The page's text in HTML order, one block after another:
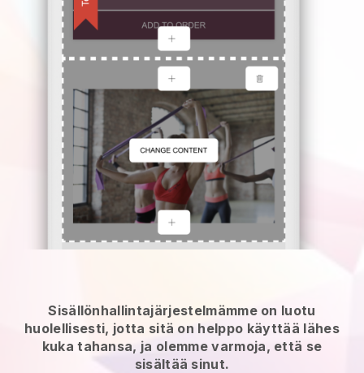
Sisällönhallintajärjestelmämme on luotu
huolellisesti, jotta sitä on helppo käyttää lähes
kuka tahansa, ja olemme varmoja, että se
sisältää sinut.